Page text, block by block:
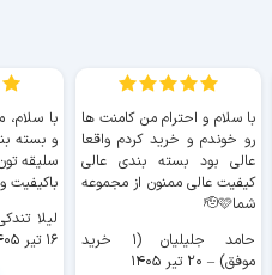
با سلام و احترام من کامنت ها
رو خوندم و خرید کردم واقعا
عالی بود بسته بندی عالی
کیفیت عالی ممنون از مجموعه
شما🫡🩷
حامد جلیلیان (۱ خرید
موفق) – ۲۰ تیر ۱۴۰۵
با سلام،
و بسته
سلیقه
باکیفیت
لیلا تندکی (۲
۱۶ تیر ۱۴۰۵